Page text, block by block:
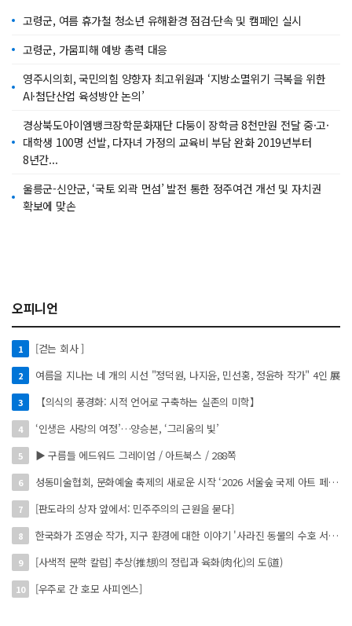
고령군, 여름 휴가철 청소년 유해환경 점검·단속 및 캠페인 실시
고령군, 가뭄피해 예방 총력 대응
영주시의회, 국민의힘 양향자 최고위원과 ‘지방소멸위기 극복을 위한
AI·첨단산업 육성방안 논의’
경상북도아이엠뱅크장학문화재단 다둥이 장학금 8천만원 전달 중·고·
대학생 100명 선발, 다자녀 가정의 교육비 부담 완화 2019년부터
8년간...
울릉군-신안군, ‘국토 외곽 먼섬’ 발전 통한 정주여건 개선 및 자치권
확보에 맞손
오피니언
1 [걷는 회사 ]
2 여름을 지나는 네 개의 시선 "정덕원, 나지윤, 민선홍, 정윤하 작가" 4인 展
3 【의식의 풍경화: 시적 언어로 구축하는 실존의 미학】
4 ‘인생은 사랑의 여정’…양승본, ‘그리움의 빛’
5 ▶ 구름들 에드워드 그레이엄 / 아트북스 / 288쪽
6 성동미술협회, 문화예술 축제의 새로운 시작 ‘2026 서울숲 국제 아트 페스타’ 개최
7 [판도라의 상자 앞에서: 민주주의의 근원을 묻다]
8 한국화가 조영순 작가, 지구 환경에 대한 이야기 '사라진 동물의 수호 서사' 개인전 진행 中
9 [사색적 문학 칼럼] 추상(推想)의 정립과 육화(肉化)의 도(道)
10 [우주로 간 호모 사피엔스]